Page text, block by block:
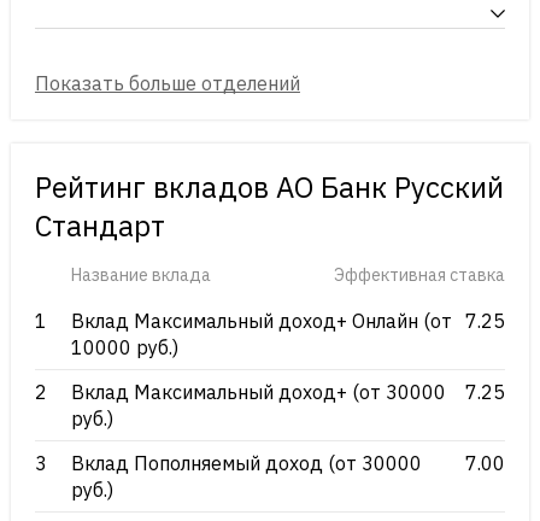
Рейтинг вкладов АО Банк Русский
Стандарт
Название вклада Эффективная ставка
1
Вклад Максимальный доход+ Онлайн (от
10000 руб.)
7.25
2
Вклад Максимальный доход+ (от 30000
руб.)
7.25
3
Вклад Пополняемый доход (от 30000
руб.)
7.00